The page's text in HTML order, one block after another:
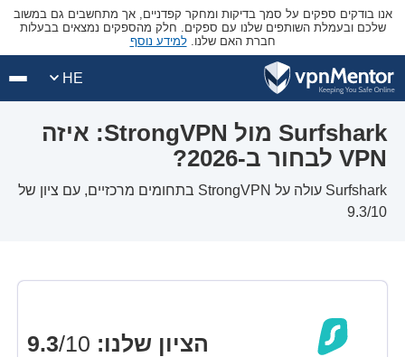
אנו בודקים ספקים על סמך בדיקות ומחקר קפדניים, אך מתחשבים גם במשוב
שלכם ובעמלת השותפים שלנו עם ספקים. חלק מהספקים נמצאים בבעלות
חברת האם שלנו.למידע נוסף
HE
Surfshark מול StrongVPN: איזה
VPN לבחור ב-2026?
Surfshark עולה על StrongVPN בתחומים מרכזיים, עם ציון של
9.3/10
הציון שלנו:
/10